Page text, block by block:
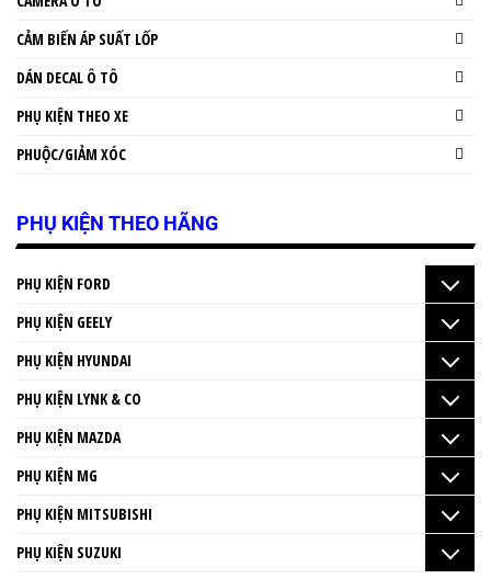
CẢM BIẾN ÁP SUẤT LỐP
DÁN DECAL Ô TÔ
PHỤ KIỆN THEO XE
PHUỘC/GIẢM XÓC
PHỤ KIỆN THEO HÃNG
PHỤ KIỆN FORD
PHỤ KIỆN GEELY
PHỤ KIỆN HYUNDAI
PHỤ KIỆN LYNK & CO
PHỤ KIỆN MAZDA
PHỤ KIỆN MG
PHỤ KIỆN MITSUBISHI
PHỤ KIỆN SUZUKI